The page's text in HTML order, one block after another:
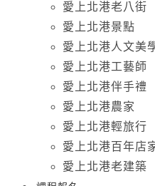
愛上北港老八街
愛上北港景點
愛上北港人文美
愛上北港工藝師
愛上北港伴手禮
愛上北港農家
愛上北港輕旅行
愛上北港百年店
愛上北港老建築